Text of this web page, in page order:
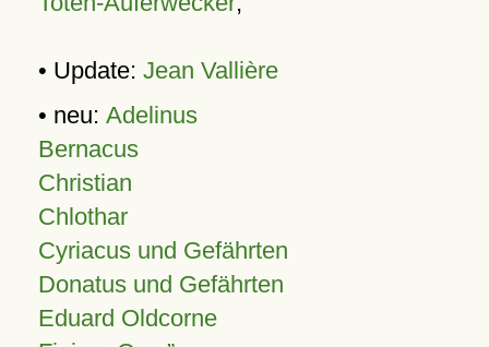
• Update: Jean Vallière
• neu: Adelinus
Bernacus
Christian
Chlothar
Cyriacus und Gefährten
Donatus und Gefährten
Eduard Oldcorne